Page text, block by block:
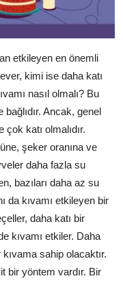
etkileyen en önemli
kimi ise daha katı
nasıl olmalı? Bu
Ancak, genel
katı olmalıdır.
şeker oranına ve
daha fazla su
bazıları daha az su
da kıvamı etkileyen bir
daha katı bir
kıvamı etkiler. Daha
sahip olacaktır.
bir yöntem vardır. Bir